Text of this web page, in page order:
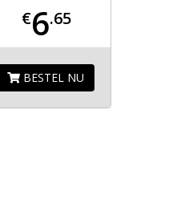
€6.65
BESTEL NU